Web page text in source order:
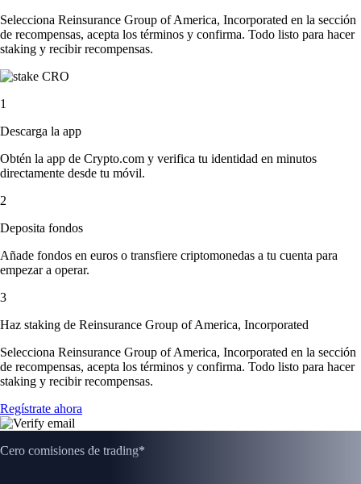
Selecciona Reinsurance Group of America, Incorporated en la sección
de recompensas, acepta los términos y confirma. Todo listo para hacer
staking y recibir recompensas.
1
Descarga la app
Obtén la app de Crypto.com y verifica tu identidad en minutos
directamente desde tu móvil.
2
Deposita fondos
Añade fondos en euros o transfiere criptomonedas a tu cuenta para
empezar a operar.
3
Haz staking de Reinsurance Group of America, Incorporated
Selecciona Reinsurance Group of America, Incorporated en la sección
de recompensas, acepta los términos y confirma. Todo listo para hacer
staking y recibir recompensas.
Regístrate ahora
Cero comisiones de trading*